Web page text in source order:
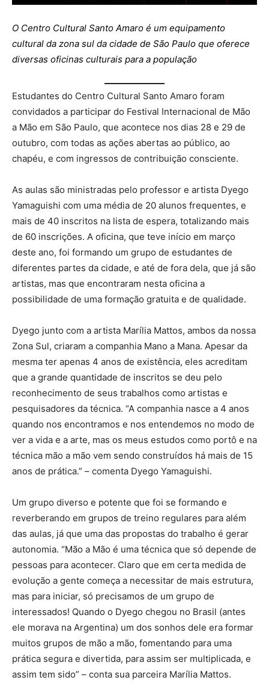
O Centro Cultural Santo Amaro é um equipamento
cultural da zona sul da cidade de São Paulo que oferece
diversas oficinas culturais para a população
Estudantes do Centro Cultural Santo Amaro foram
convidados a participar do Festival Internacional de Mão
a Mão em São Paulo, que acontece nos dias 28 e 29 de
outubro, com todas as ações abertas ao público, ao
chapéu, e com ingressos de contribuição consciente.
As aulas são ministradas pelo professor e artista Dyego
Yamaguishi com uma média de 20 alunos frequentes, e
mais de 40 inscritos na lista de espera, totalizando mais
de 60 inscrições. A oficina, que teve início em março
deste ano, foi formando um grupo de estudantes de
diferentes partes da cidade, e até de fora dela, que já são
artistas, mas que encontraram nesta oficina a
possibilidade de uma formação gratuita e de qualidade.
Dyego junto com a artista Marília Mattos, ambos da nossa
Zona Sul, criaram a companhia Mano a Mana. Apesar da
mesma ter apenas 4 anos de existência, eles acreditam
que a grande quantidade de inscritos se deu pelo
reconhecimento de seus trabalhos como artistas e
pesquisadores da técnica. “A companhia nasce a 4 anos
quando nos encontramos e nos entendemos no modo de
ver a vida e a arte, mas os meus estudos como portô e na
técnica mão a mão vem sendo construídos há mais de 15
anos de prática.” – comenta Dyego Yamaguishi.
Um grupo diverso e potente que foi se formando e
reverberando em grupos de treino regulares para além
das aulas, já que uma das propostas do trabalho é gerar
autonomia. “Mão a Mão é uma técnica que só depende de
pessoas para acontecer. Claro que em certa medida de
evolução a gente começa a necessitar de mais estrutura,
mas para iniciar, só precisamos de um grupo de
interessados! Quando o Dyego chegou no Brasil (antes
ele morava na Argentina) um dos sonhos dele era formar
muitos grupos de mão a mão, fomentando para uma
prática segura e divertida, para assim ser multiplicada, e
assim tem sido” – conta sua parceira Marília Mattos.